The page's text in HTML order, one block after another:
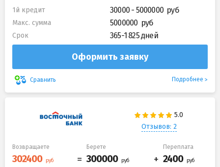
1й кредит 30000 - 5000000
Макс. сумма 5000000
Срок 365-1 825 дней
Оформить заявку
Сравнить Подробнее
Отзывов: 2
Возвращаете Берете Переплата